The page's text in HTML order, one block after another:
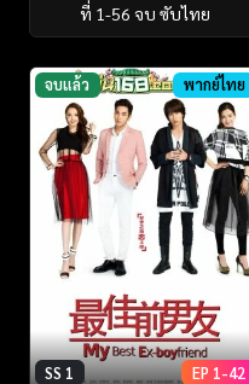
ที่ 1-56 จบ ซับไทย
จบแล้ว พากย์ไทย
SS 1 EP 1-42